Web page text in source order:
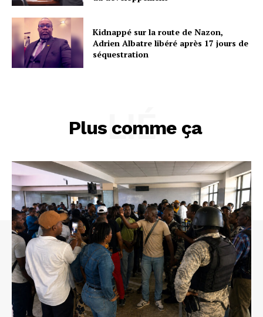
Kidnappé sur la route de Nazon,
Adrien Albatre libéré après 17 jours de
séquestration
Plus comme ça
LIÉ